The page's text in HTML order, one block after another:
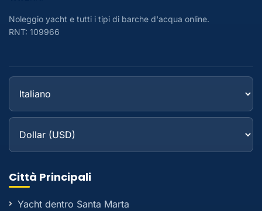
Noleggio yacht e tutti i tipi di barche d'acqua online.
RNT: 109966
Città Principali
Yacht dentro Santa Marta